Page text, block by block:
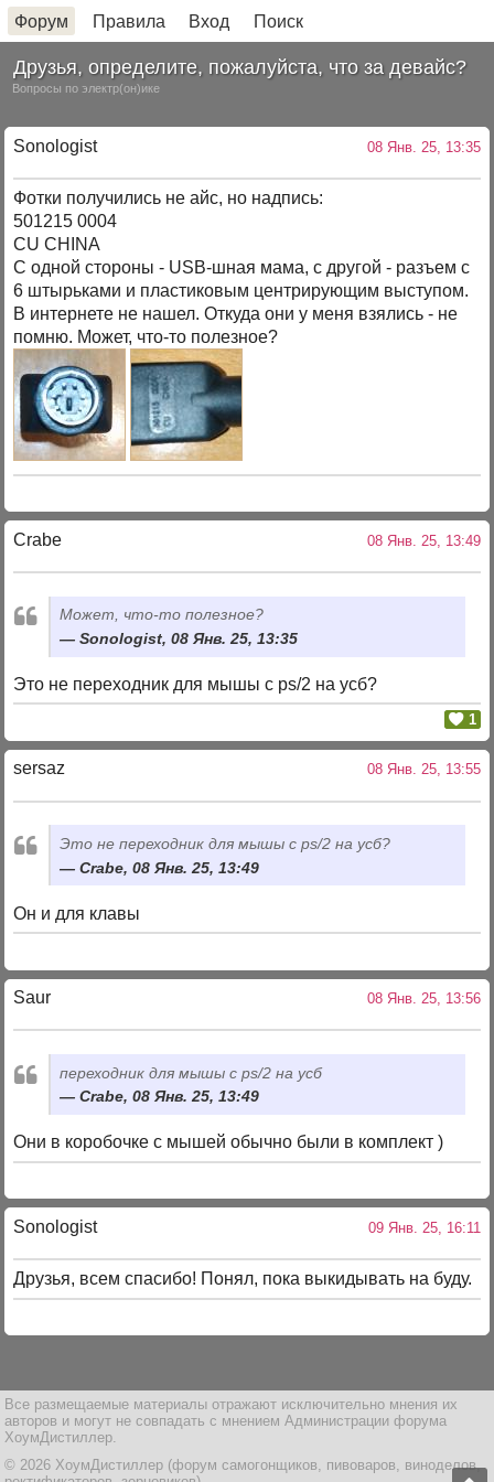
Форум Правила Вход Поиск
Друзья, определите, пожалуйста, что за девайс?
Вопросы по электр(он)ике
Sonologist 08 Янв. 25, 13:35
Фотки получились не айс, но надпись:
501215 0004
CU CHINA
С одной стороны - USB-шная мама, с другой - разъем с
6 штырьками и пластиковым центрирующим выступом.
В интернете не нашел. Откуда они у меня взялись - не
помню. Может, что-то полезное?
Crabe 08 Янв. 25, 13:49
Может, что-то полезное?
Sonologist, 08 Янв. 25, 13:35
Это не переходник для мышы с ps/2 на усб?
1
sersaz 08 Янв. 25, 13:55
Это не переходник для мышы с ps/2 на усб?
Crabe, 08 Янв. 25, 13:49
Он и для клавы
Saur 08 Янв. 25, 13:56
переходник для мышы с ps/2 на усб
Crabe, 08 Янв. 25, 13:49
Они в коробочке с мышей обычно были в комплект )
Sonologist 09 Янв. 25, 16:11
Друзья, всем спасибо! Понял, пока выкидывать на буду.
Все размещаемые материалы отражают исключительно мнения их
авторов и могут не совпадать с мнением Администрации форума
ХоумДистиллер.
© 2026 ХоумДистиллер (форум самогонщиков, пивоваров, виноделов,